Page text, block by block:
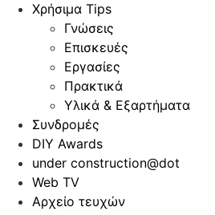
Χρήσιμα Tips
Γνώσεις
Επισκευές
Εργασίες
Πρακτικά
Υλικά & Εξαρτήματα
Συνδρομές
DIY Awards
under construction@dot
Web TV
Αρχείο τευχών